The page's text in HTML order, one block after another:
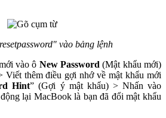
vào bảng lệnh
vào ô New Password (Mật khẩu mới)
thêm điều gợi nhớ về mật khẩu mới
Hint” (Gợi ý mật khẩu) > Nhấn vào
lại MacBook là bạn đã đổi mật khẩu